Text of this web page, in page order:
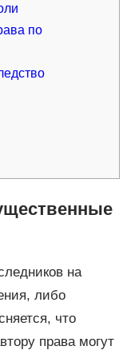
по
на
либо
что
права могут